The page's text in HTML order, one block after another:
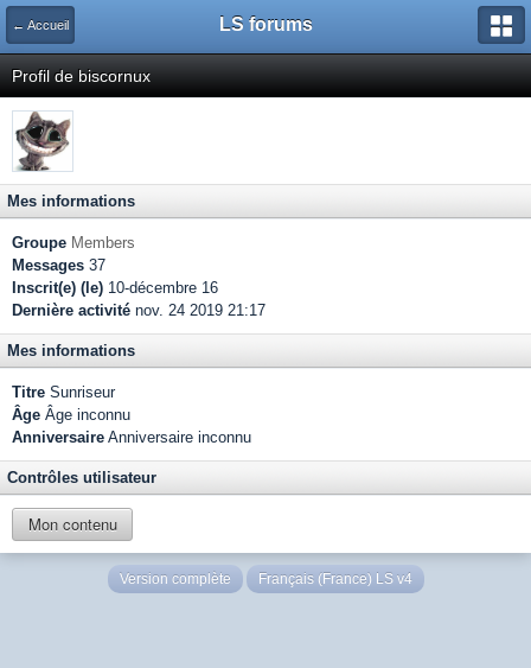
← Accueil LS forums
Profil de biscornux
Mes informations
Groupe Members
Messages 37
Inscrit(e) (le) 10-décembre 16
Dernière activité nov. 24 2019 21:17
Mes informations
Titre Sunriseur
Âge Âge inconnu
Anniversaire Anniversaire inconnu
Contrôles utilisateur
Mon contenu
Version complète Français (France) LS v4